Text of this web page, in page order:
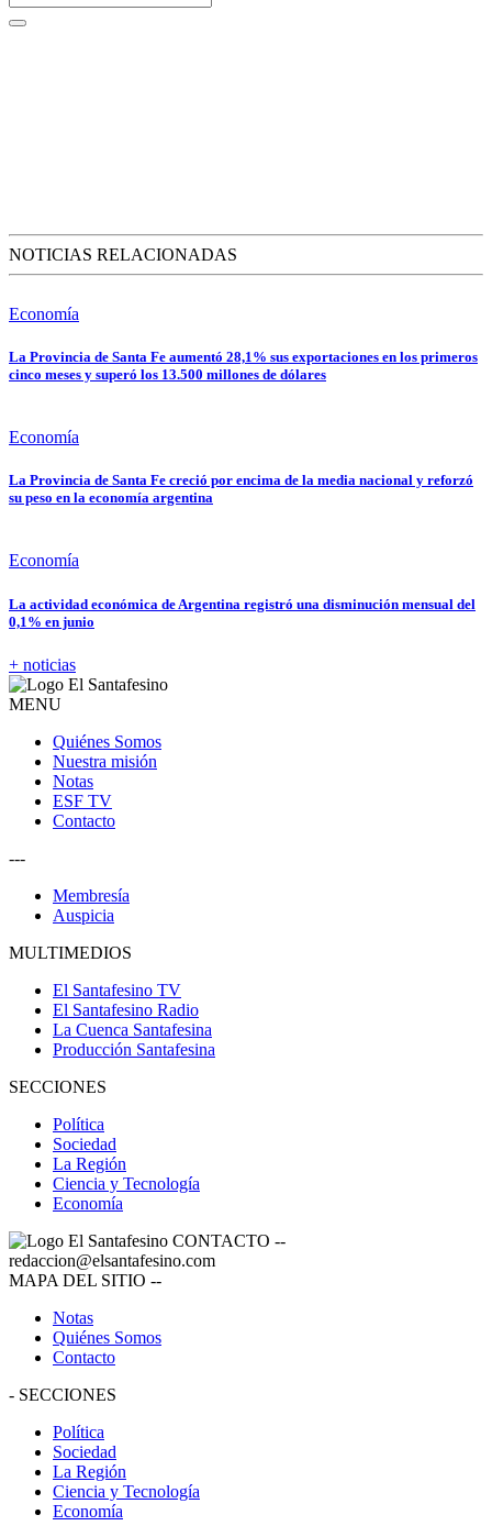
NOTICIAS RELACIONADAS
Economía
La Provincia de Santa Fe aumentó 28,1% sus exportaciones en los primeros
cinco meses y superó los 13.500 millones de dólares
Economía
La Provincia de Santa Fe creció por encima de la media nacional y reforzó
su peso en la economía argentina
Economía
La actividad económica de Argentina registró una disminución mensual del
0,1% en junio
+ noticias
MENU
Quiénes Somos
Nuestra misión
Notas
ESF TV
Contacto
---
Membresía
Auspicia
MULTIMEDIOS
El Santafesino TV
El Santafesino Radio
La Cuenca Santafesina
Producción Santafesina
SECCIONES
Política
Sociedad
La Región
Ciencia y Tecnología
Economía
CONTACTO --
redaccion@elsantafesino.com
MAPA DEL SITIO --
Notas
Quiénes Somos
Contacto
- SECCIONES
Política
Sociedad
La Región
Ciencia y Tecnología
Economía